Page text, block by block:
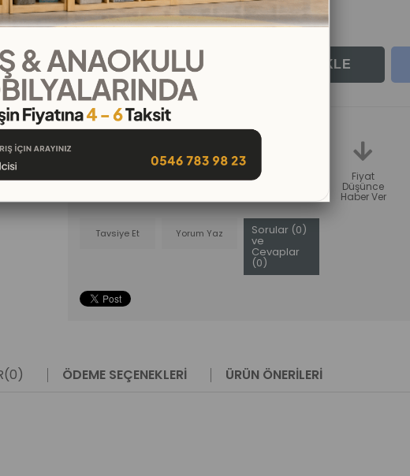
₺4.000,00 `den başlayan taksitlerle
İstek Listeme Fiyat
Düşünce
Haber Ver
Tavsiye Et Yorum Yaz Sorular (0)
ve
Cevaplar
(0)
(0) ÖDEME SEÇENEKLERI ÜRÜN ÖNERILERI